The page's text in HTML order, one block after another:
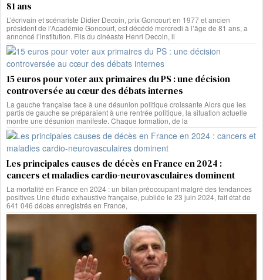
81 ans
L’écrivain et scénariste Didier Decoin, prix Goncourt en 1977 et ancien
président de l’Académie Goncourt, est décédé mercredi à l’âge de 81 ans, a
annoncé l’institution. Fils du cinéaste Henri Decoin, il
15 euros pour voter aux primaires du PS : une décision
controversée au cœur des débats internes
La gauche française face à une désunion politique croissante Alors que les
partis de gauche se préparaient à une rentrée politique, la situation actuelle
montre une désunion manifeste. Chaque formation, de la
Les principales causes de décès en France en 2024 :
cancers et maladies cardio-neurovasculaires dominent
La mortalité en France en 2024 : un bilan préoccupant malgré des tendances
positives Une étude exhaustive française, publiée le 23 juin 2024, fait état de
641 046 décès enregistrés en France,